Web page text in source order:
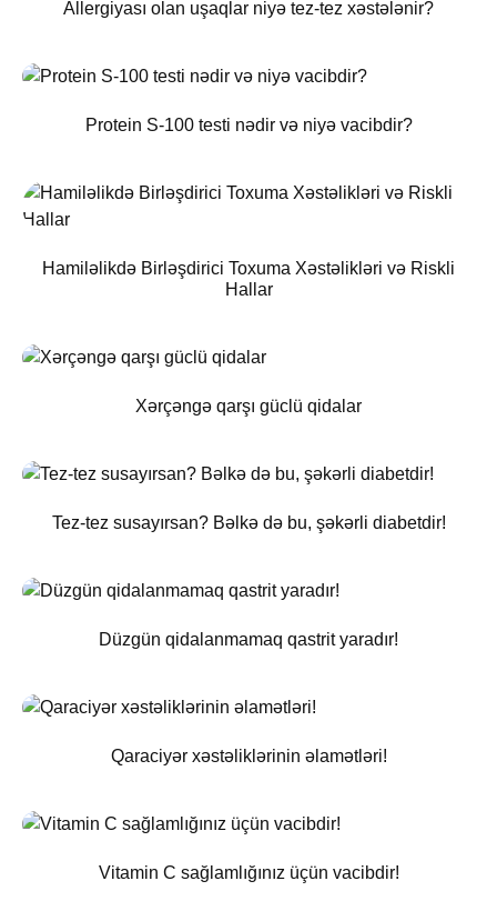
Allergiyası olan uşaqlar niyə tez-tez xəstələnir?
Protein S-100 testi nədir və niyə vacibdir?
Hamiləlikdə Birləşdirici Toxuma Xəstəlikləri və Riskli
Hallar
Xərçəngə qarşı güclü qidalar
Tez-tez susayırsan? Bəlkə də bu, şəkərli diabetdir!
Düzgün qidalanmamaq qastrit yaradır!
Qaraciyər xəstəliklərinin əlamətləri!
Vitamin C sağlamlığınız üçün vacibdir!